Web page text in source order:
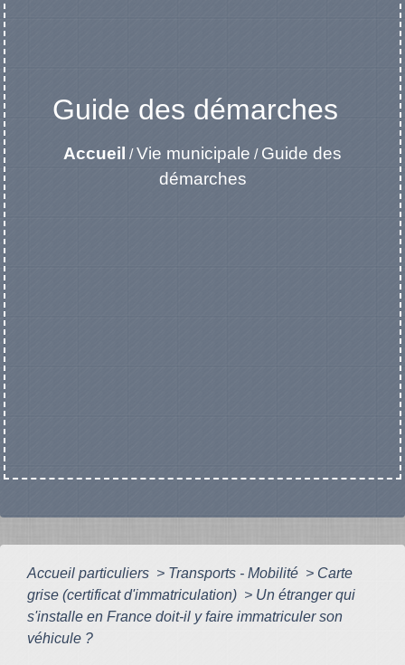
Guide des démarches
Accueil /Vie municipale / Guide des
démarches
Accueil particuliers > Transports - Mobilité > Carte
grise (certificat d'immatriculation) > Un étranger qui
s'installe en France doit-il y faire immatriculer son
véhicule ?